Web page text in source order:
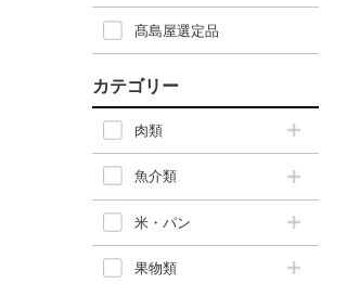
髙島屋選定品
カテゴリー
肉類
魚介類
米・パン
果物類